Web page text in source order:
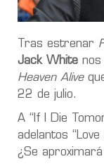
Tras estrenar
Jack White nos
Heaven Alive
22 de julio.
A “If I Die
adelantos
¿Se